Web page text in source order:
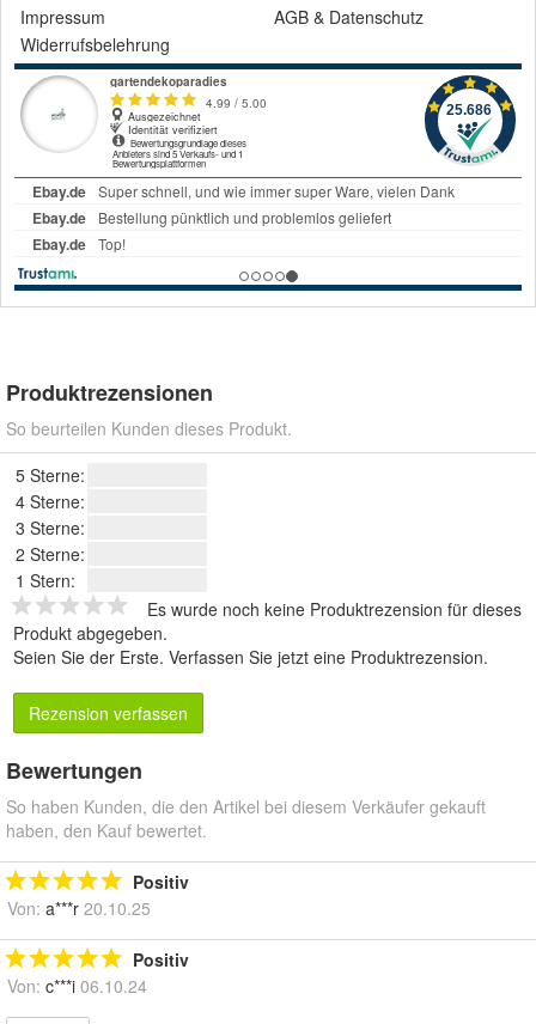
Impressum
AGB & Datenschutz
Widerrufsbelehrung
Produktrezensionen
So beurteilen Kunden dieses Produkt.
5 Sterne:
4 Sterne:
3 Sterne:
2 Sterne:
1 Stern:
Es wurde noch keine Produktrezension für dieses
Produkt abgegeben.
Seien Sie der Erste. Verfassen Sie jetzt eine Produktrezension.
Rezension verfassen
Bewertungen
So haben Kunden, die den Artikel bei diesem Verkäufer gekauft
haben, den Kauf bewertet.
Positiv
Von: a***r 20.10.25
Positiv
Von: c***i 06.10.24